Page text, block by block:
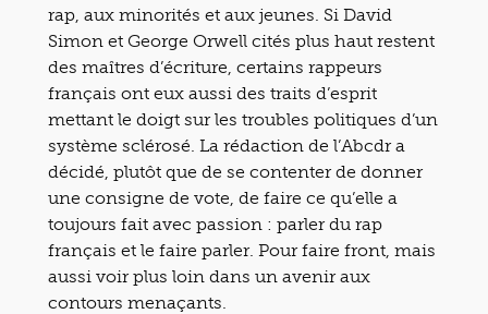
rap, aux minorités et aux jeunes. Si David
Simon et George Orwell cités plus haut restent
des maîtres d’écriture, certains rappeurs
français ont eux aussi des traits d’esprit
mettant le doigt sur les troubles politiques d’un
système sclérosé. La rédaction de l’Abcdr a
décidé, plutôt que de se contenter de donner
une consigne de vote, de faire ce qu’elle a
toujours fait avec passion : parler du rap
français et le faire parler. Pour faire front, mais
aussi voir plus loin dans un avenir aux
contours menaçants.